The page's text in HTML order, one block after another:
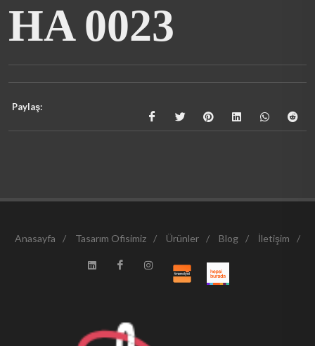
HA 0023
Paylaş:
Anasayfa / Tasarım Ofisimiz / Ürünler / Blog / İletişim /